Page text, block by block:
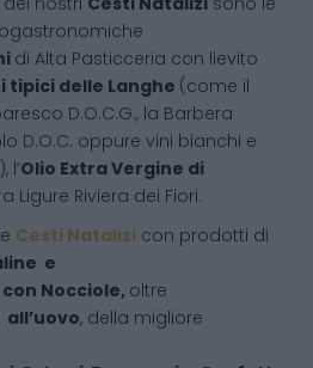
di Alta Pasticceria con lievito
tipici delle Langhe (come il
D.O.C.G., la Barbera
D.O.C. oppure vini bianchi e
l’Olio Extra Vergine di
Ligure Riviera dei Fiori.
Cesti Natalizi con prodotti di
e
con Nocciole, oltre
all’uovo, della migliore